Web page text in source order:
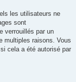
les utilisateurs ne
sont
verrouillés par un
multiples raisons. Vous
cela a été autorisé par